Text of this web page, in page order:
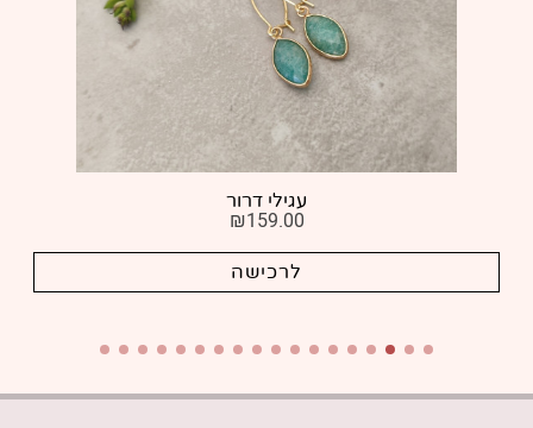
עגילי דרור
₪159.00
לרכישה